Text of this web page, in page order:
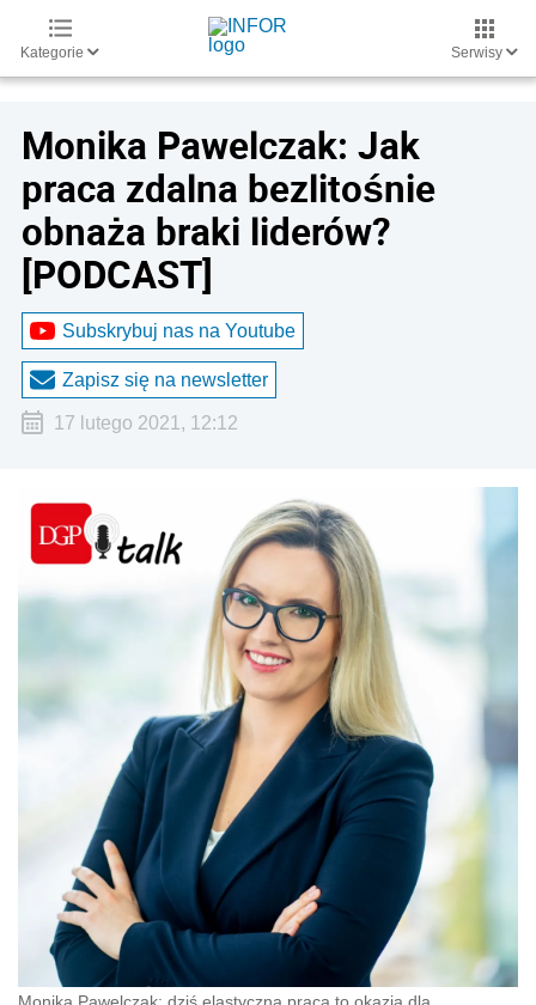
Kategorie Serwisy
Monika Pawelczak: Jak
praca zdalna bezlitośnie
obnaża braki liderów?
[PODCAST]
Subskrybuj nas na Youtube
Zapisz się na newsletter
17 lutego 2021, 12:12